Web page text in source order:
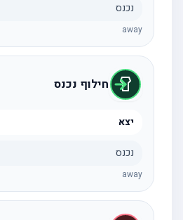
נכנס
away
חילוף נכנס
יצא
נכנס
away